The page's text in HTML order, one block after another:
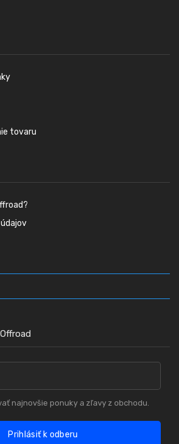
tovaru
najnovšie ponuky a zľavy z obchodu.
Prihlásiť k odberu